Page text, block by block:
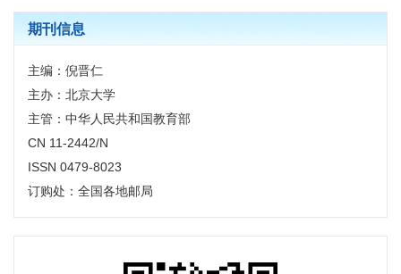
期刊信息
主编：倪晋仁
主办：北京大学
主管：中华人民共和国教育部
CN 11-2442/N
ISSN 0479-8023
订购处：全国各地邮局